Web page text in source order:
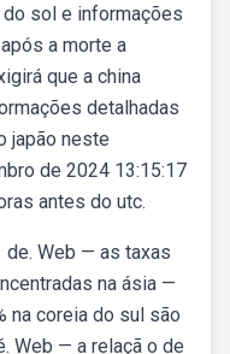
sol e informações
a morte a
que a china
detalhadas
japão neste
de 2024 13:15:17
antes do utc.
de. Web — as taxas
na ásia —
na coreia do sul são
Web — a relaçã o de